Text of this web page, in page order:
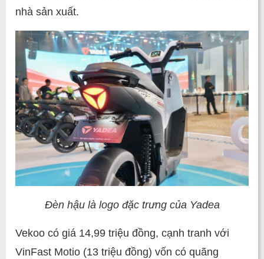
nhà sản xuất.
Đèn hậu là logo đặc trưng của Yadea
Vekoo có giá 14,99 triệu đồng, cạnh tranh với
VinFast Motio (13 triệu đồng) vốn có quãng